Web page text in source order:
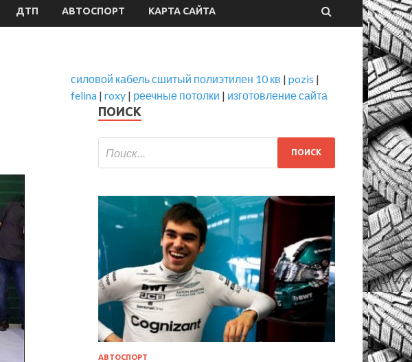
ДТП АВТОСПОРТ КАРТА САЙТА
силовой кабель сшитый полиэтилен 10 кв | pozis |
felina | roxy | реечные потолки | изготовление сайта
ПОИСК
АВТОСПОРТ